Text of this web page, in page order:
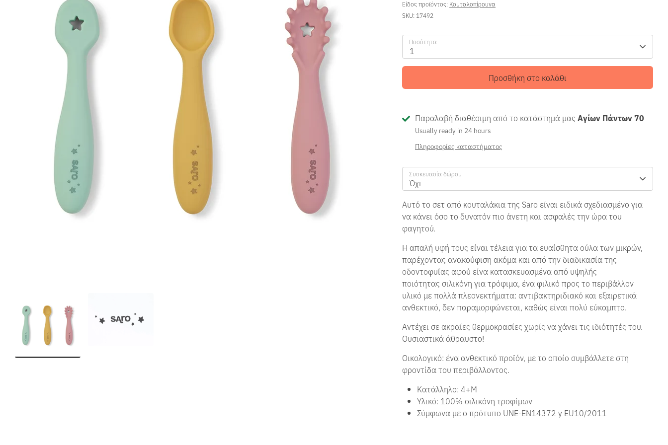
Είδος προϊόντος: Κουταλοπίρουνα
SKU: 17492
Ποσότητα
1
Προσθήκη στο καλάθι
Παραλαβή διαθέσιμη από το κατάστημά μαςΑγίων Πάντων 70
Usually ready in 24 hours
Πληροφορίες καταστήματος
Συσκευασία δώρου
Όχι
Αυτό το σετ από κουταλάκια της Saro είναι ειδικά σχεδιασμένο για
να κάνει όσο το δυνατόν πιο άνετη και ασφαλές την ώρα του
φαγητού.
Η απαλή υφή τους είναι τέλεια για τα ευαίσθητα ούλα των μικρών,
παρέχοντας ανακούφιση ακόμα και από την διαδικασία της
οδοντοφυΐας αφού είνα κατασκευασμένα από υψηλής
ποιότητας σιλικόνη για τρόφιμα, ένα φιλικό προς το περιβάλλον
υλικό με πολλά πλεονεκτήματα: αντιβακτηριδιακό και εξαιρετικά
ανθεκτικό, δεν παραμορφώνεται, καθώς είναι πολύ εύκαμπτο.
Αντέχει σε ακραίες θερμοκρασίες χωρίς να χάνει τις ιδιότητές του.
Ουσιαστικά άθραυστο!
Οικολογικό: ένα ανθεκτικό προϊόν, με το οποίο συμβάλλετε στη
φροντίδα του περιβάλλοντος.
Κατάλληλο: 4+Μ
Υλικό: 100% σιλικόνη τροφίμων
Σύμφωνα με ο πρότυπο UNE-EN14372 y EU10/2011